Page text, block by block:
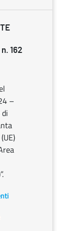
162
–